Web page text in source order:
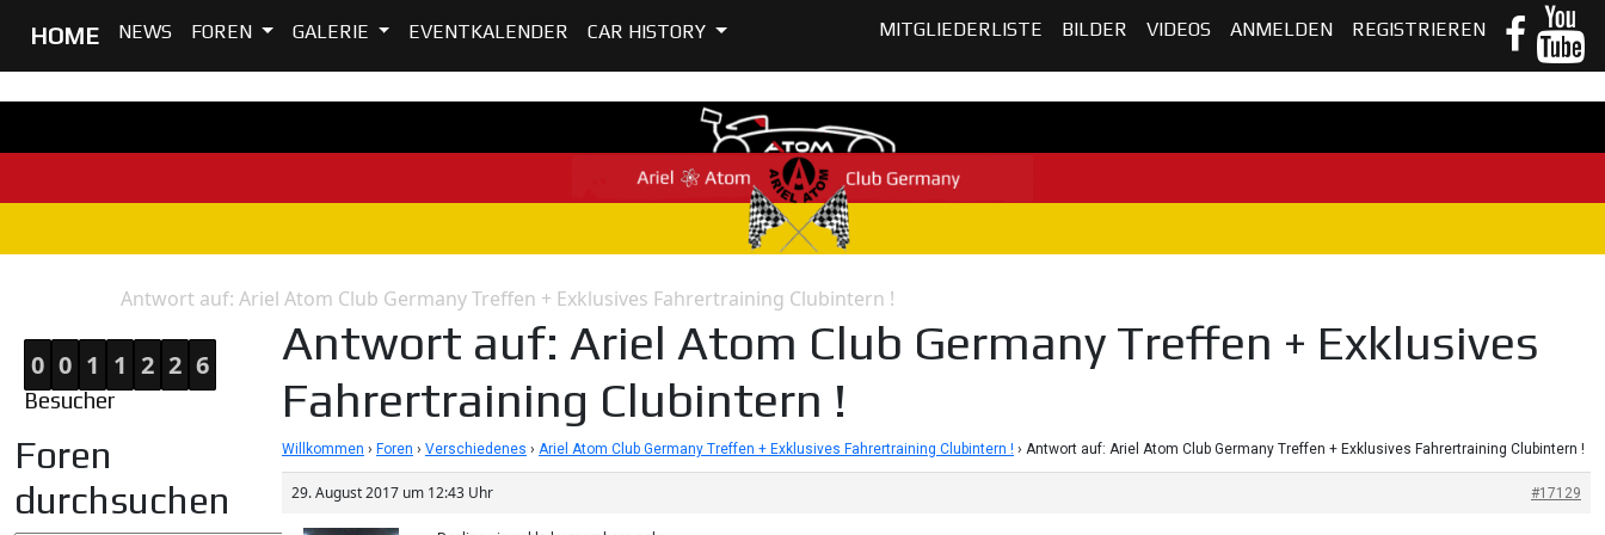
HOME NEWS FOREN GALERIE EVENTKALENDER CAR HISTORY MITGLIEDERLISTE BILDER VIDEOS ANMELDEN REGISTRIEREN
Antwort auf: Ariel Atom Club Germany Treffen + Exklusives Fahrertraining Clubintern !
0 0 1 1 2 2 6
Besucher
Foren
durchsuchen
Antwort auf: Ariel Atom Club Germany Treffen + Exklusives
Fahrertraining Clubintern !
Willkommen › Foren › Verschiedenes › Ariel Atom Club Germany Treffen + Exklusives Fahrertraining Clubintern ! › Antwort auf: Ariel Atom Club Germany Treffen + Exklusives Fahrertraining Clubintern !
29. August 2017 um 12:43 Uhr #17129